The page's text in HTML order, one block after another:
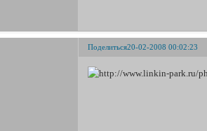
Поделиться20-02-2008 00:02:23